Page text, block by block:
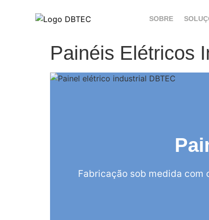
SOBRE
Painéis Elétricos
Fabricação sob medida com